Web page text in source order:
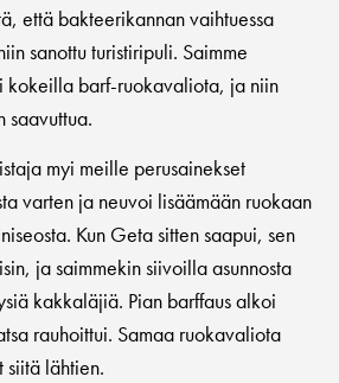
että bakteerikannan vaihtuessa
sanottu turistiripuli. Saimme
kokeilla barf-ruokavaliota, ja niin
saavuttua.
myi meille perusainekset
varten ja neuvoi lisäämään ruokaan
Kun Geta sitten saapui, sen
ja saimmekin siivoilla asunnosta
kakkaläjiä. Pian barffaus alkoi
rauhoittui. Samaa ruokavaliota
siitä lähtien.